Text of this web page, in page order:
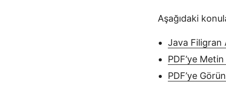
Aşağıdaki
Java Filigran
PDF’ye
PDF’ye